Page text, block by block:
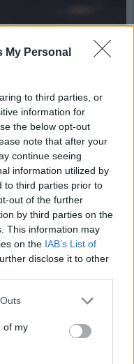
My Personal
to third parties, or
information for
the below opt-out
note that after your
continue seeing
information utilized by
to third parties prior to
out of the further
by third parties on the
This information may
on the IAB’s List of
disclose it to other
one or more Google
You may click to
its third-party tags to
in below Google
of my
teljesítményű
kínálják, ami 24
az európai e-
sváci frank, vagyis
ami nem teszi
váljon. A
kezdi forgalmazni a
#elektromos